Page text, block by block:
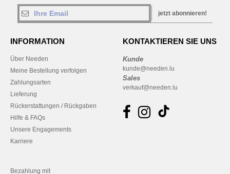
jetzt abonnieren!
INFORMATION
Über Needen
Meine Bestellung verfolgen
Zahlungsarten
Lieferung
Rückerstattungen / Rückgaben
Hilfe & FAQs
Unsere Engagements
Karriere
KONTAKTIEREN SIE UNS
Kunde
kunde@needen.lu
Sales
verkauf@needen.lu
Bezahlung mit